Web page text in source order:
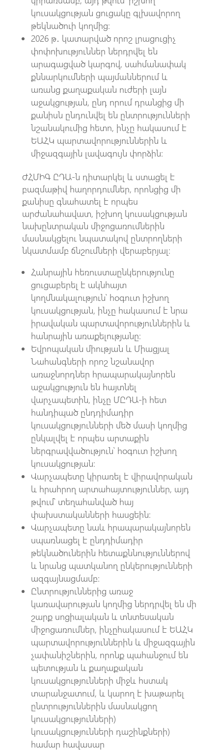
կուսակցության ցուցակը գլխավորող
թեկնածուի կողմից։
2026 թ․ կատարված որոշ լրացուցիչ
փոփոխություններ ներդրվել են
արագացված կարգով, սահմանափակ
քննարկումների պայմաններում և
առանց քաղաքական ուժերի լայն
աջակցության, ընդ որում դրանցից մի
քանիսն ընդունվել են ընտրությունների
նշանակումից հետո, ինչը հակասում է
ԵԱՀԿ պարտավորություններին և
միջազգային լավագույն փորձին:
ԺՀՄԻԳ ԸԴԱ-ն դիտարկել և ստացել է
բազմաթիվ հաղորդումներ, որոնցից մի
քանիսը գնահատել է որպես
արժանահավատ, իշխող կուսակցության
նախընտրական միջոցառումներին
մասնակցելու նպատակով ընտրողների
նկատմամբ ճնշումների վերաբերյալ։
Հանրային հեռուստաընկերությունը
ցուցաբերել է ակնհայտ
կողմնակալություն՝ հօգուտ իշխող
կուսակցության, ինչը հակասում է նրա
իրավական պարտավորություններին և
հանրային առաքելությանը։
Եվրոպական միության և Միացյալ
Նահանգների որոշ նշանավոր
առաջնորդներ հրապարակայնորեն
աջակցություն են հայտնել
վարչապետին, ինչը ՄԸԴԱ-ի հետ
հանդիպած ընդդիմադիր
կուսակցությունների մեծ մասի կողմից
ընկալվել է որպես արտաքին
ներգրավվածություն՝ հօգուտ իշխող
կուսակցության։
Վարչապետը կիրառել է վիրավորական
և հրահրող արտահայտություններ, այդ
թվում՝ տեղահանված հայ
փախստականների հասցեին։
Վարչապետը նաև հրապարակայնորեն
սպառնացել է ընդդիմադիր
թեկնածուներին հետաքննություններով
և նրանց պատկանող ընկերությունների
ազգայնացմամբ։
Ընտրություններից առաջ
կառավարության կողմից ներդրվել են մի
շարք սոցիալական և տնտեսական
միջոցառումներ, ինչըհակասում է ԵԱՀԿ
պարտավորություններին և միջազգային
չափանիշներին, որոնք պահանջում են
պետության և քաղաքական
կուսակցությունների միջև հստակ
տարանջատում, և կարող է խաթարել
ընտրություններին մասնակցող
կուսակցությունների)
կուսակցությունների դաշինքների)
համար հավասար